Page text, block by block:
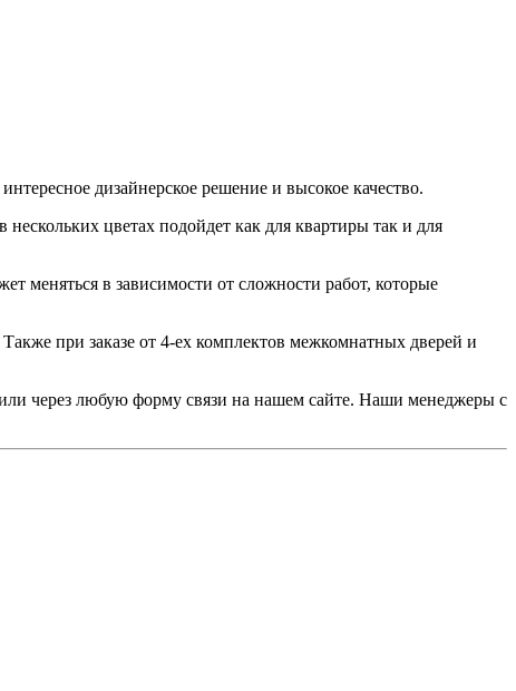
дизайнерское решение и высокое качество.
цветах подойдет как для квартиры так и для
меняться в зависимости от сложности работ, которые
при заказе от 4-ех комплектов межкомнатных дверей и
через любую форму связи на нашем сайте. Наши менеджеры с